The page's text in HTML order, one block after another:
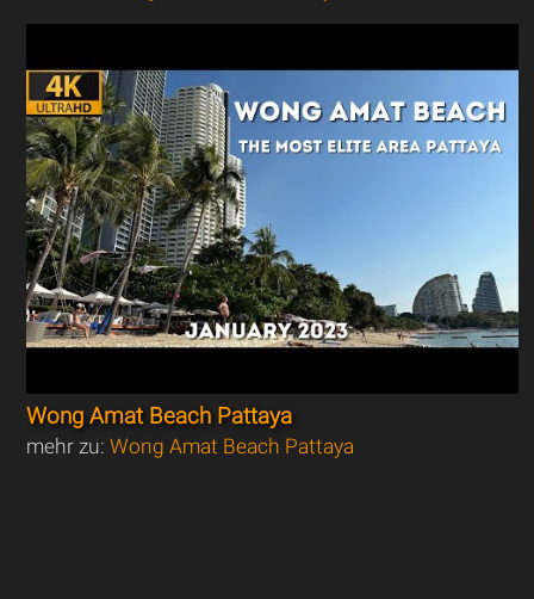
Wong Amat Beach Pattaya
mehr zu:Wong Amat Beach Pattaya